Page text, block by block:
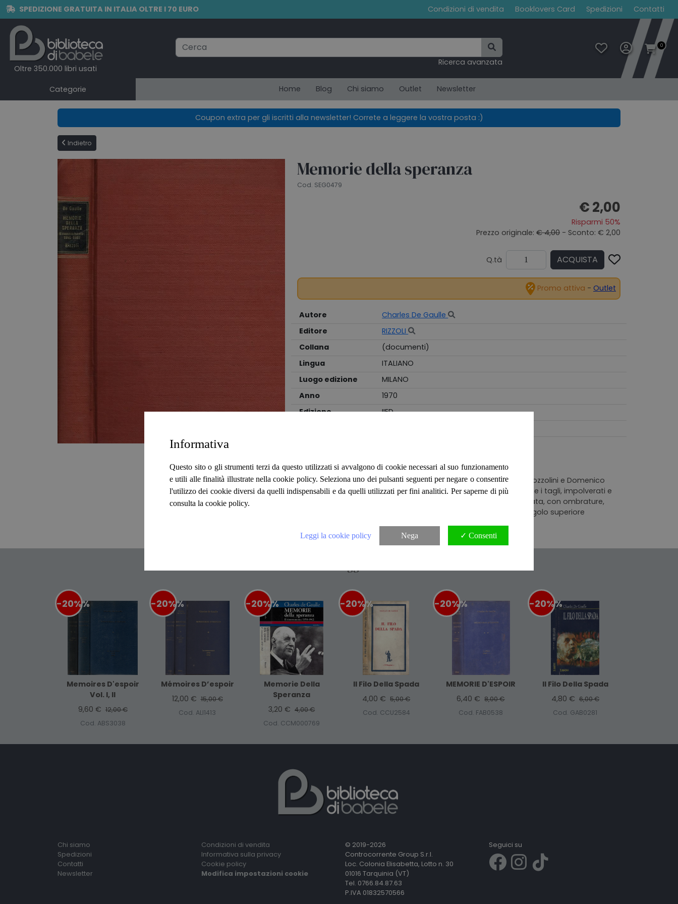
SPEDIZIONE GRATUITA IN ITALIA OLTRE I 70 EURO Condizioni di vendita Booklovers Card Spedizioni Contatti
Oltre 350.000 libri usati
Ricerca avanzata
0
Categorie Home Blog Chi siamo Outlet Newsletter
Coupon extra per gli iscritti alla newsletter! Correte a leggere la vostra posta :)
Indietro
Memorie della speranza
Cod. SEG0479
€ 2,00
Risparmi 50%
Prezzo originale: € 4,00 - Sconto: € 2,00
Q.tà ACQUISTA
Promo attiva - Outlet
Autore
Charles De Gaulle
Editore
RIZZOLI
Collana
(documenti)
Lingua
ITALIANO
Luogo edizione
MILANO
Anno
1970
Edizione
IIED
Il rinnovamento 1958-1962
II edizione, traduzioni di Lydia Magliano, Giovanni Borsa, Alberto Pozzolini e Domenico
Tarizzo, pagine ingiallite ai bordi per fattore tempo, ingialliti anche i tagli, impolverati e
con ombrature quelli di testa, rilegatura editoriale rigida, cartonata, con ombrature,
tracce di vecchia umidità, qualche grinza al dorso e piega all'angolo superiore
-20%%
Memoires D'espoir
Vol. I, II
9,60 € 12,00 €
Cod. ABS3038
-20%%
Mémoires D’espoir
12,00 € 15,00 €
Cod. ALI1413
-20%%
Memorie Della
Speranza
3,20 € 4,00 €
Cod. CCM000769
-20%%
Il Filo Della Spada
4,00 € 5,00 €
Cod. CCU2584
-20%%
MEMORIE D'ESPOIR
6,40 € 8,00 €
Cod. FAB0538
-20%%
Il Filo Della Spada
4,80 € 6,00 €
Cod. GAB0281
Chi siamo
Spedizioni
Contatti
Newsletter
Condizioni di vendita
Informativa sulla privacy
Cookie policy
Modifica impostazioni cookie
© 2019-2026
Controcorrente Group S.r.l.
Loc. Colonia Elisabetta, Lotto n. 30
01016 Tarquinia (VT)
Tel. 0766.84.87.63
P.IVA 01832570566
Seguici su
Informativa
Questo sito o gli strumenti terzi da questo utilizzati si avvalgono di cookie necessari al suo funzionamento
e utili alle finalità illustrate nella cookie policy. Seleziona uno dei pulsanti seguenti per negare o consentire
l'utilizzo dei cookie diversi da quelli indispensabili e da quelli utilizzati per fini analitici. Per saperne di più
consulta la cookie policy.
Leggi la cookie policy Nega ✓ Consenti